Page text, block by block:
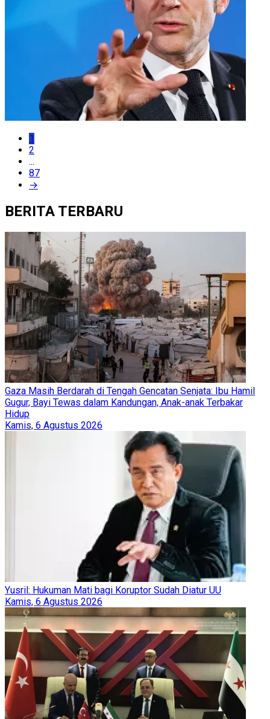
1
2
...
87
→
BERITA TERBARU
Gaza Masih Berdarah di Tengah Gencatan Senjata: Ibu Hamil
Gugur, Bayi Tewas dalam Kandungan, Anak-anak Terbakar
Hidup
Kamis, 6 Agustus 2026
Yusril: Hukuman Mati bagi Koruptor Sudah Diatur UU
Kamis, 6 Agustus 2026